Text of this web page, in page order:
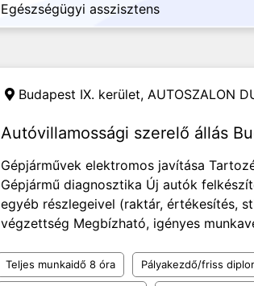
Egészségügyi asszisztens
Budapest IX. kerület, AUTOSZALON
Autóvillamossági szerelő állás
Gépjárművek elektromos javítása
Gépjármű diagnosztika Új autók
egyéb részlegeivel (raktár, értékesítés,
végzettség Megbízható, igényes
Teljes munkaidő 8 óra Pályakezdő/friss